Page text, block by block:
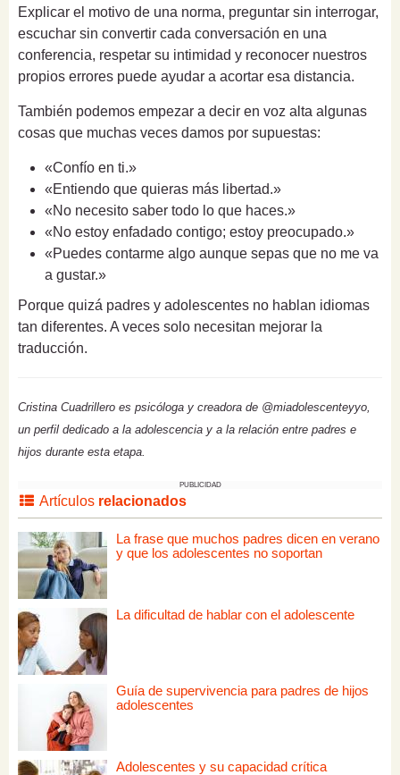
Explicar el motivo de una norma, preguntar sin interrogar,
escuchar sin convertir cada conversación en una
conferencia, respetar su intimidad y reconocer nuestros
propios errores puede ayudar a acortar esa distancia.
También podemos empezar a decir en voz alta algunas
cosas que muchas veces damos por supuestas:
«Confío en ti.»
«Entiendo que quieras más libertad.»
«No necesito saber todo lo que haces.»
«No estoy enfadado contigo; estoy preocupado.»
«Puedes contarme algo aunque sepas que no me va
a gustar.»
Porque quizá padres y adolescentes no hablan idiomas
tan diferentes. A veces solo necesitan mejorar la
traducción.
Cristina Cuadrillero es psicóloga y creadora de @miadolescenteyyo,
un perfil dedicado a la adolescencia y a la relación entre padres e
hijos durante esta etapa.
PUBLICIDAD
Artículos relacionados
La frase que muchos padres dicen en verano
y que los adolescentes no soportan
La dificultad de hablar con el adolescente
Guía de supervivencia para padres de hijos
adolescentes
Adolescentes y su capacidad crítica